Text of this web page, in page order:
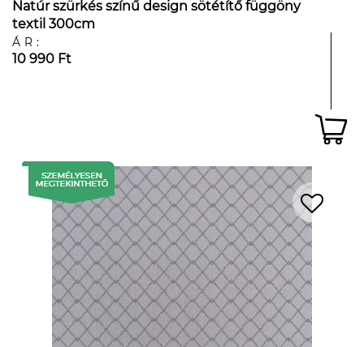
Natúr szürkés színű design sötétítő függöny
textil 300cm
ÁR:
10 990 Ft